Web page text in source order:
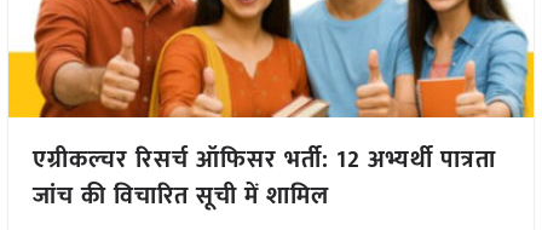
एग्रीकल्चर रिसर्च ऑफिसर भर्ती: 12 अभ्यर्थी पात्रता
जांच की विचारित सूची में शामिल